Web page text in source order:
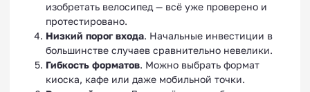
изобретать велосипед — всё уже проверено и
протестировано.
Низкий порог входа. Начальные инвестиции в
большинстве случаев сравнительно невелики.
Гибкость форматов. Можно выбрать формат
киоска, кафе или даже мобильной точки.